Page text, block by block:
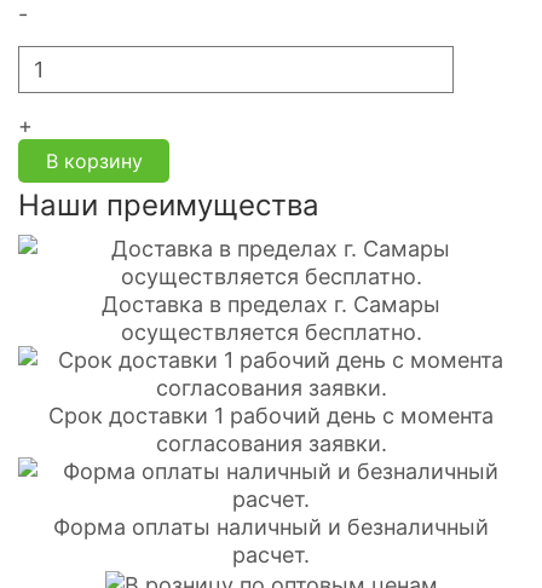
-
+
В корзину
Наши преимущества
Доставка в пределах г. Самары
осуществляется бесплатно.
Срок доставки 1 рабочий день с момента
согласования заявки.
Форма оплаты наличный и безналичный
расчет.